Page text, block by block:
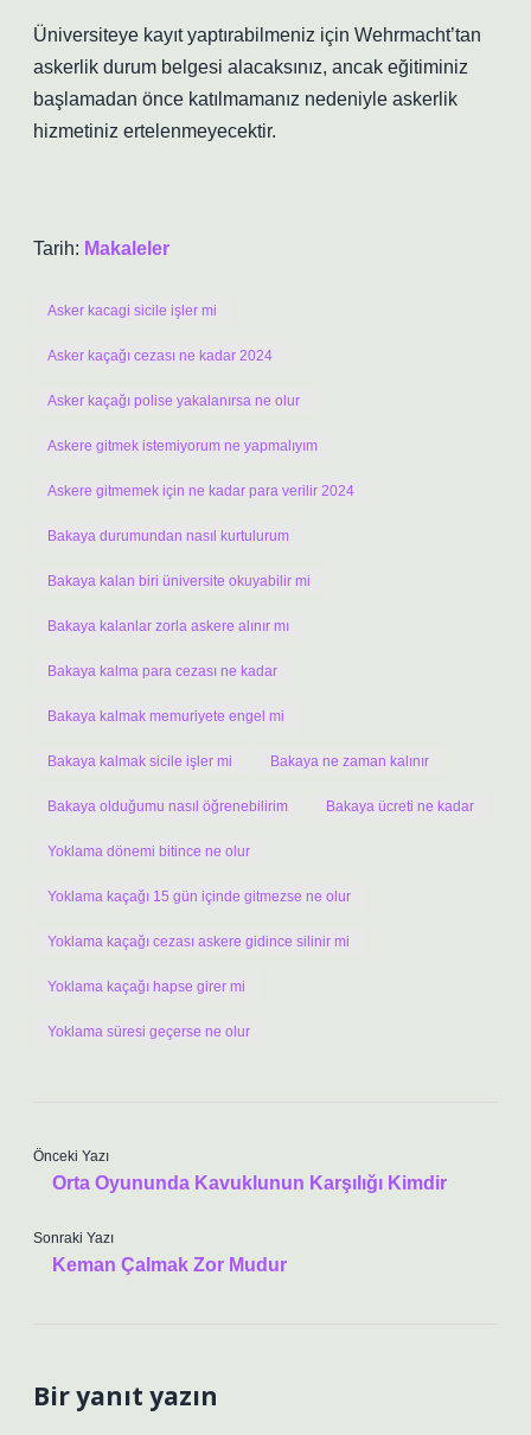
Üniversiteye kayıt yaptırabilmeniz için Wehrmacht’tan
askerlik durum belgesi alacaksınız, ancak eğitiminiz
başlamadan önce katılmamanız nedeniyle askerlik
hizmetiniz ertelenmeyecektir.
Tarih: Makaleler
Asker kacagi sicile işler mi
Asker kaçağı cezası ne kadar 2024
Asker kaçağı polise yakalanırsa ne olur
Askere gitmek istemiyorum ne yapmalıyım
Askere gitmemek için ne kadar para verilir 2024
Bakaya durumundan nasıl kurtulurum
Bakaya kalan biri üniversite okuyabilir mi
Bakaya kalanlar zorla askere alınır mı
Bakaya kalma para cezası ne kadar
Bakaya kalmak memuriyete engel mi
Bakaya kalmak sicile işler mi Bakaya ne zaman kalınır
Bakaya olduğumu nasıl öğrenebilirim Bakaya ücreti ne kadar
Yoklama dönemi bitince ne olur
Yoklama kaçağı 15 gün içinde gitmezse ne olur
Yoklama kaçağı cezası askere gidince silinir mi
Yoklama kaçağı hapse girer mi
Yoklama süresi geçerse ne olur
Önceki Yazı
Orta Oyununda Kavuklunun Karşılığı Kimdir
Sonraki Yazı
Keman Çalmak Zor Mudur
Bir yanıt yazın